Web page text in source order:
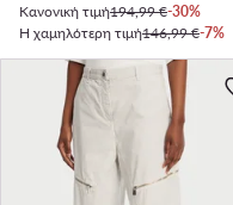
Κανονική τιμή194,99 €-30%
Η χαμηλότερη τιμή146,99 €-7%